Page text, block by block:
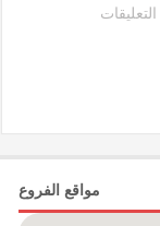
التعليقات
مواقع الفروع